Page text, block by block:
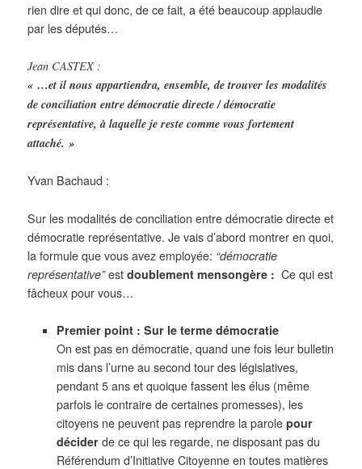
rien dire et qui donc, de ce fait, a été beaucoup applaudie
par les députés…
Jean CASTEX :
« …et il nous appartiendra, ensemble, de trouver les modalités
de conciliation entre démocratie directe / démocratie
représentative, à laquelle je reste comme vous fortement
attaché. »
Yvan Bachaud :
Sur les modalités de conciliation entre démocratie directe et
démocratie représentative. Je vais d’abord montrer en quoi,
la formule que vous avez employée: “démocratie
représentative” estdoublementmensongère : Ce qui est
fâcheux pour vous…
Premier point : Sur le terme démocratie
On est pas en démocratie, quand une fois leur bulletin
mis dans l’urne au second tour des législatives,
pendant 5 ans et quoique fassent les élus (même
parfois le contraire de certaines promesses), les
citoyens ne peuvent pas reprendre la parole pour
déciderde ce qui les regarde, ne disposant pas du
Référendum d’Initiative Citoyenne en toutes matières